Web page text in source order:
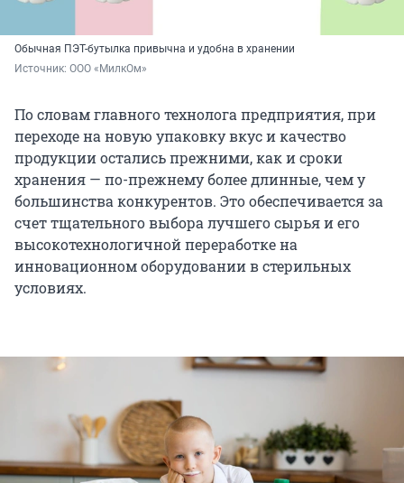
Обычная ПЭТ-бутылка привычна и удобна в хранении
Источник: ООО «МилкОм»
По словам главного технолога предприятия, при
переходе на новую упаковку вкус и качество
продукции остались прежними, как и сроки
хранения — по-прежнему более длинные, чем у
большинства конкурентов. Это обеспечивается за
счет тщательного выбора лучшего сырья и его
высокотехнологичной переработке на
инновационном оборудовании в стерильных
условиях.